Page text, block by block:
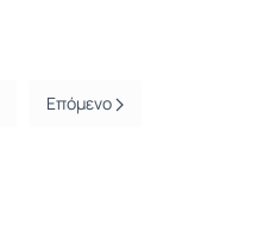
Επόμενο